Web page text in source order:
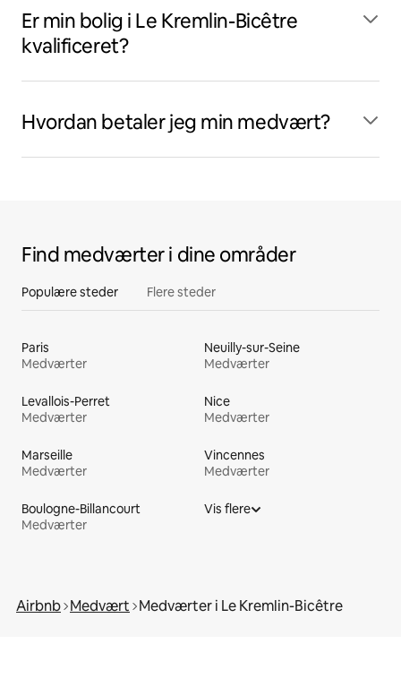
Er min bolig i Le Kremlin-Bicêtre
kvalificeret?
Hvordan betaler jeg min medvært?
Find medværter i dine områder
Populære steder Flere steder
Paris
Medværter
Neuilly-sur-Seine
Medværter
Levallois-Perret
Medværter
Nice
Medværter
Marseille
Medværter
Vincennes
Medværter
Boulogne-Billancourt
Medværter
Vis flere
Airbnb Medvært Medværter i Le Kremlin-Bicêtre